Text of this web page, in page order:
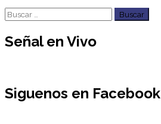
Buscar:
Señal en Vivo
Siguenos en Facebook